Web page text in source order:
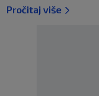
Pročitaj više